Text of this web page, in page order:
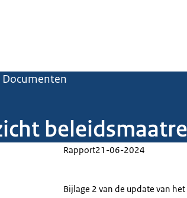
Documenten
Rapport21-06-2024
Bijlage 2 van de update van